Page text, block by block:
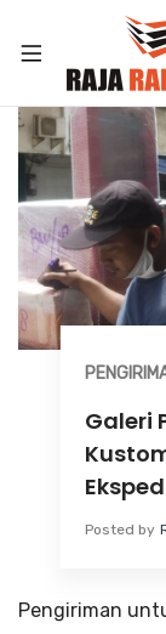
Galeri
Posted by
Pengiriman